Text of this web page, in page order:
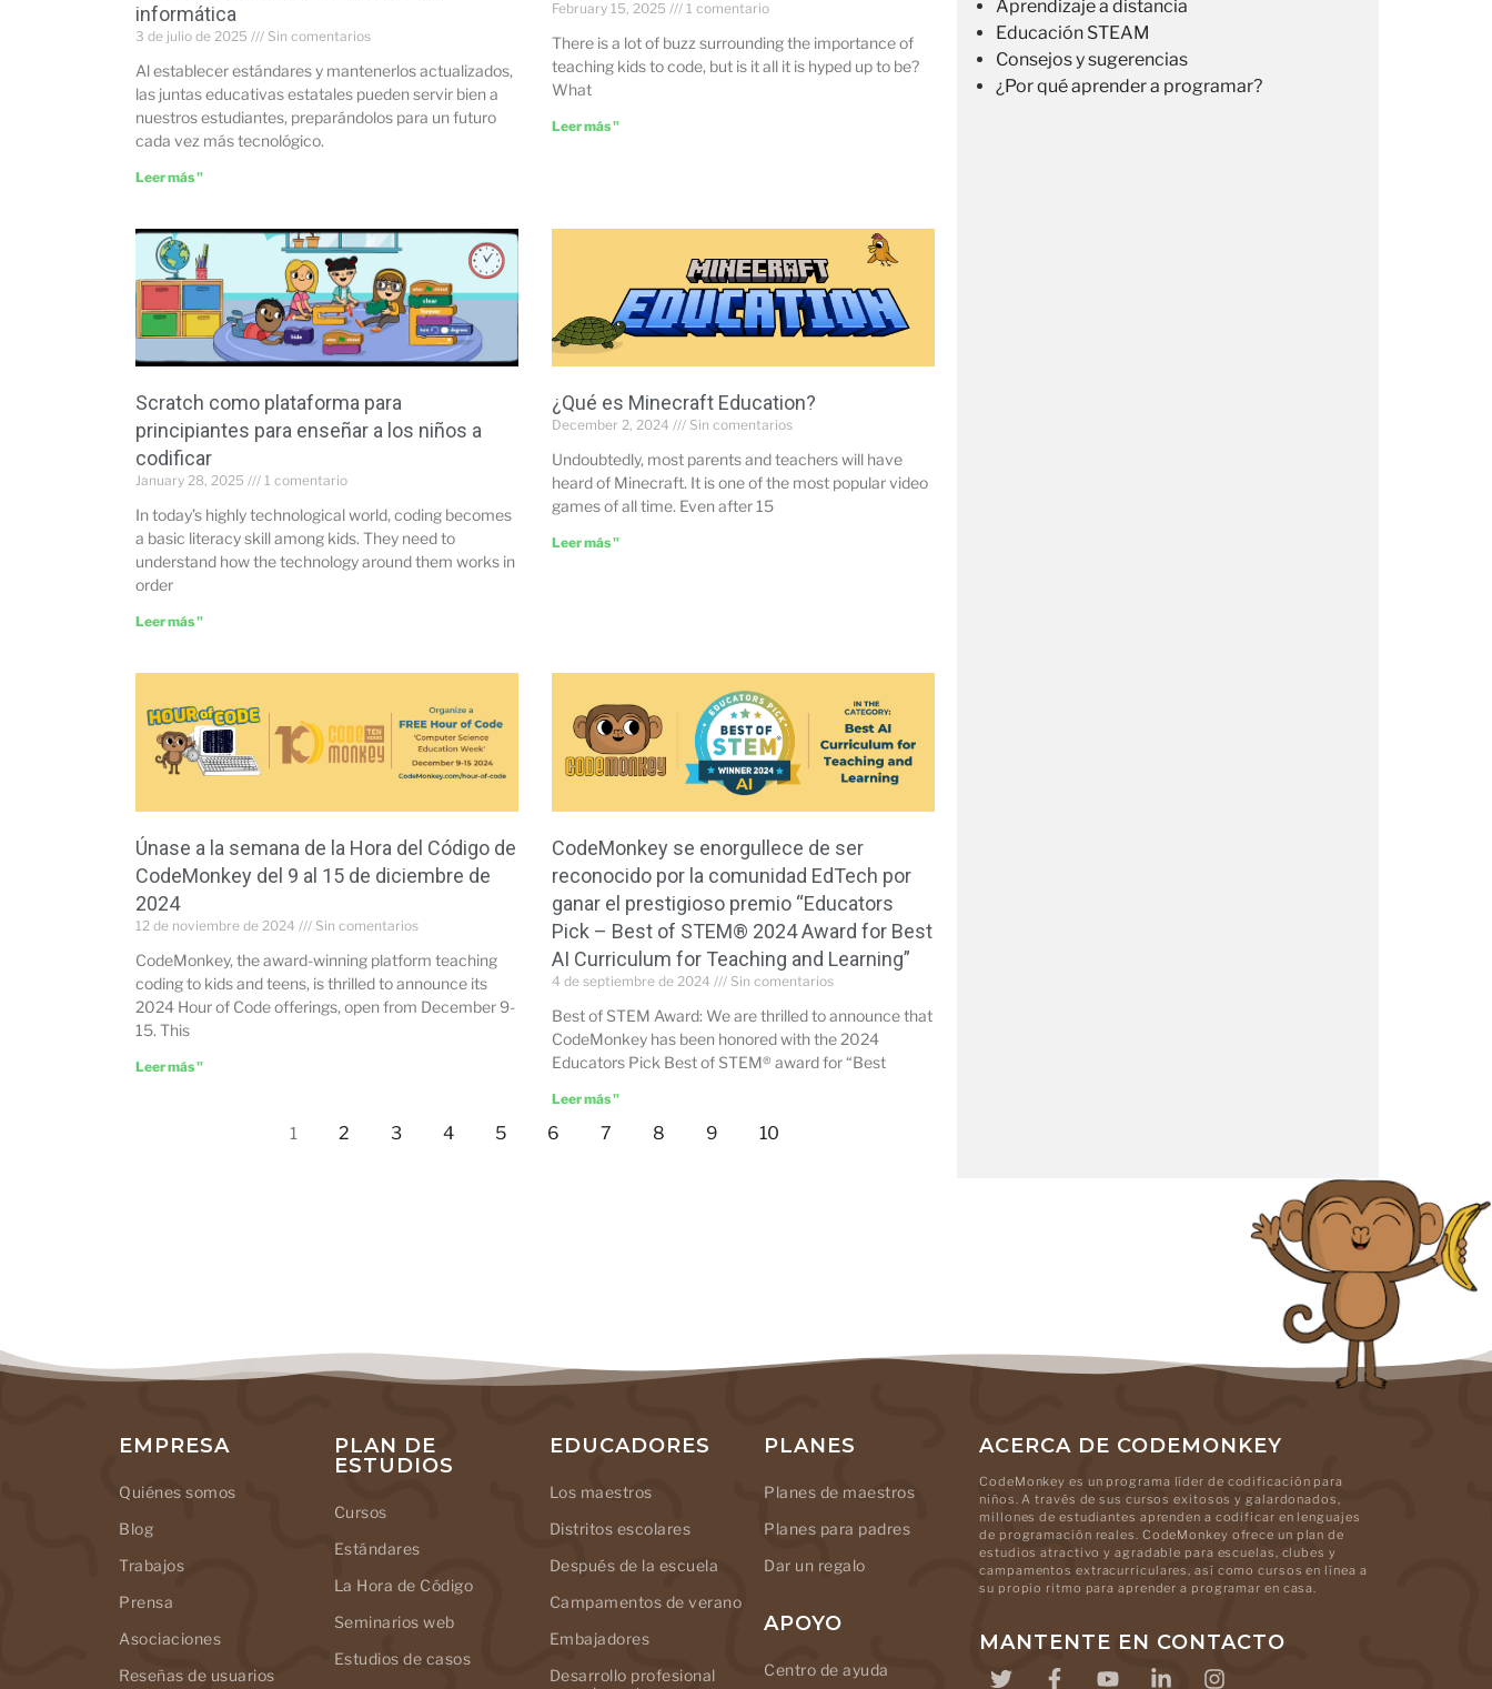
informática
3 de julio de 2025 Sin comentarios
Al establecer estándares y mantenerlos actualizados,
las juntas educativas estatales pueden servir bien a
nuestros estudiantes, preparándolos para un futuro
cada vez más tecnológico.
Leer más "
February 15, 2025 1 comentario
There is a lot of buzz surrounding the importance of
teaching kids to code, but is it all it is hyped up to be?
What
Leer más "
Scratch como plataforma para
principiantes para enseñar a los niños a
codificar
January 28, 2025 1 comentario
In today’s highly technological world, coding becomes
a basic literacy skill among kids. They need to
understand how the technology around them works in
order
Leer más "
¿Qué es Minecraft Education?
December 2, 2024 Sin comentarios
Undoubtedly, most parents and teachers will have
heard of Minecraft. It is one of the most popular video
games of all time. Even after 15
Leer más "
Únase a la semana de la Hora del Código de
CodeMonkey del 9 al 15 de diciembre de
2024
12 de noviembre de 2024 Sin comentarios
CodeMonkey, the award-winning platform teaching
coding to kids and teens, is thrilled to announce its
2024 Hour of Code offerings, open from December 9-
15. This
Leer más "
CodeMonkey se enorgullece de ser
reconocido por la comunidad EdTech por
ganar el prestigioso premio “Educators
Pick – Best of STEM® 2024 Award for Best
AI Curriculum for Teaching and Learning”
4 de septiembre de 2024 Sin comentarios
Best of STEM Award: We are thrilled to announce that
CodeMonkey has been honored with the 2024
Educators Pick Best of STEM® award for “Best
Leer más "
1 2 3 4 5 6 7 8 9 10
Aprendizaje a distancia
Educación STEAM
Consejos y sugerencias
¿Por qué aprender a programar?
EMPRESA
Quiénes somos
Blog
Trabajos
Prensa
Asociaciones
Reseñas de usuarios
PLAN DE
ESTUDIOS
Cursos
Estándares
La Hora de Código
Seminarios web
Estudios de casos
EDUCADORES
Los maestros
Distritos escolares
Después de la escuela
Campamentos de verano
Embajadores
Desarrollo profesional
PLANES
Planes de maestros
Planes para padres
Dar un regalo
APOYO
Centro de ayuda
ACERCA DE CODEMONKEY
CodeMonkey es un programa líder de codificación para
niños. A través de sus cursos exitosos y galardonados,
millones de estudiantes aprenden a codificar en lenguajes
de programación reales. CodeMonkey ofrece un plan de
estudios atractivo y agradable para escuelas, clubes y
campamentos extracurriculares, así como cursos en línea a
su propio ritmo para aprender a programar en casa.
MANTENTE EN CONTACTO